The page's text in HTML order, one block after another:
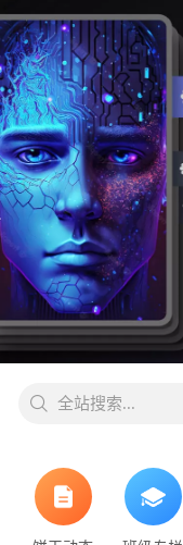
全站搜索...